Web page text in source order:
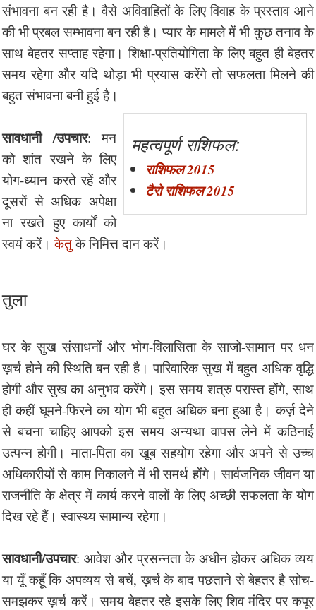
संभावना बन रही है। वैसे अविवाहितों के लिए विवाह के प्रस्ताव आने
की भी प्रबल सम्भावना बन रही है। प्यार के मामले में भी कुछ तनाव के
साथ बेहतर सप्ताह रहेगा। शिक्षा-प्रतियोगिता के लिए बहुत ही बेहतर
समय रहेगा और यदि थोड़ा भी प्रयास करेंगे तो सफलता मिलने की
बहुत संभावना बनी हुई है।
महत्वपूर्ण राशिफल:
राशिफल 2015
टैरो राशिफल 2015
सावधानी /उपचार: मन
को शांत रखने के लिए
योग-ध्यान करते रहें और
दूसरों से अधिक अपेक्षा
ना रखते हुए कार्यों को
स्वयं करें।केतुके निमित्त दान करें।
तुला
घर के सुख संसाधनों और भोग-विलासिता के साजो-सामान पर धन
ख़र्च होने की स्थिति बन रही है। पारिवारिक सुख में बहुत अधिक वृद्धि
होगी और सुख का अनुभव करेंगे। इस समय शत्रु परास्त होंगे, साथ
ही कहीं घूमने-फिरने का योग भी बहुत अधिक बना हुआ है। कर्ज़ देने
से बचना चाहिए आपको इस समय अन्यथा वापस लेने में कठिनाई
उत्पन्न होगी। माता-पिता का खूब सहयोग रहेगा और अपने से उच्च
अधिकारीयों से काम निकालने में भी समर्थ होंगे। सार्वजनिक जीवन या
राजनीति के क्षेत्र में कार्य करने वालों के लिए अच्छी सफलता के योग
दिख रहे हैं। स्वास्थ्य सामान्य रहेगा।
सावधानी/उपचार: आवेश और प्रसन्नता के अधीन होकर अधिक व्यय
या यूँ कहूँ कि अपव्यय से बचें, ख़र्च के बाद पछताने से बेहतर है सोच-
समझकर ख़र्च करें। समय बेहतर रहे इसके लिए शिव मंदिर पर कपूर